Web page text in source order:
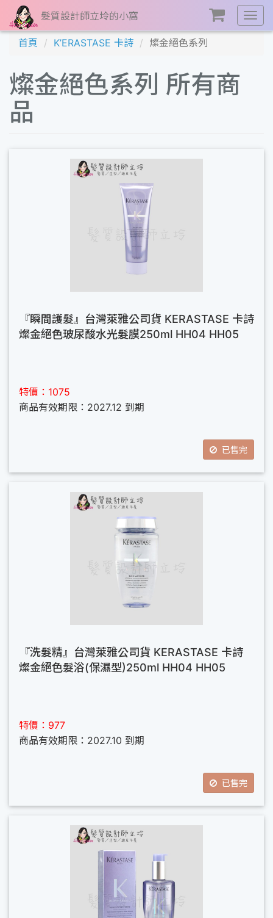
展
開
髮質設計師立坽的小窩
首頁 K’ERASTASE 卡詩 燦金絕色系列
燦金絕色系列 所有商
品
『瞬間護髮』台灣萊雅公司貨 KERASTASE 卡詩
燦金絕色玻尿酸水光髮膜250ml HH04 HH05
特價：1075
商品有效期限：2027.12 到期
已售完
『洗髮精』台灣萊雅公司貨 KERASTASE 卡詩
燦金絕色髮浴(保濕型)250ml HH04 HH05
特價：977
商品有效期限：2027.10 到期
已售完